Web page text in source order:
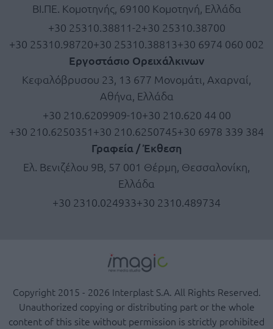
ΒΙ.ΠΕ. Κομοτηνής, 69100 Κομοτηνή, Ελλάδα
+30 25310.38811-2+30 25310.38700
+30 25310.98720+30 25310.38813+30 6974 060 002
Εργοστάσιο Ορειχάλκινων
Κεφαλόβρυσου 23, 13 677 Μονομάτι, Αχαρναί,
Αθήνα, Ελλάδα
+30 210.6209909-10+30 210.620 44 00
+30 210.6250351 +30 210.6250745+30 6978 339 384
Γραφεία / Έκθεση
Ελ. Βενιζέλου 9Β, 57 001 Θέρμη, Θεσσαλονίκη,
Ελλάδα
+30 2310.024933+30 2310.489734
Copyright 2015 - 2026 Interplast S.A. All Rights Reserved.
Unauthorized copying or distributing part or the whole
content of this site without permission is strictly prohibited